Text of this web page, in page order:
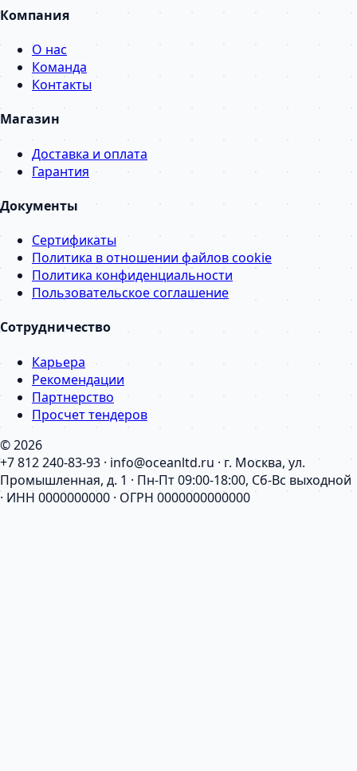
Компания
О нас
Команда
Контакты
Магазин
Доставка и оплата
Гарантия
Документы
Сертификаты
Политика в отношении файлов cookie
Политика конфиденциальности
Пользовательское соглашение
Сотрудничество
Карьера
Рекомендации
Партнерство
Просчет тендеров
© 2026
+7 812 240-83-93 · info@oceanltd.ru · г. Москва, ул.
Промышленная, д. 1 · Пн-Пт 09:00-18:00, Сб-Вс выходной
· ИНН 0000000000 · ОГРН 0000000000000